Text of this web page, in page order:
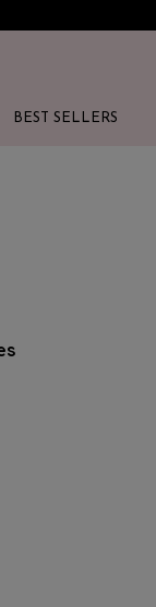
BEST SELLERS